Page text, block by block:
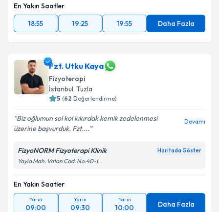
En Yakın Saatler
18:55
19:25 19:55 Daha Fazla
Fzt. Utku Kaya
Fizyoterapi
İstanbul, Tuzla
5 (62 Değerlendirme)
Biz oğlumun sol kol kıkırdak kemik zedelenmesi
üzerine başvurduk. Fzt....
Devamı
FizyoNORM Fizyoterapi Klinik Haritada Göster
Yayla Mah. Vatan Cad. No:40-L
En Yakın Saatler
Yarın
09:00
Yarın
09:30
Yarın
10:00 Daha Fazla